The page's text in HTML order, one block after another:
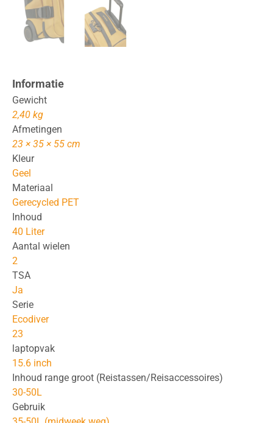
Informatie
Gewicht
2,40 kg
Afmetingen
23 × 35 × 55 cm
Kleur
Geel
Materiaal
Gerecycled PET
Inhoud
40 Liter
Aantal wielen
2
TSA
Ja
Serie
Ecodiver
23
laptopvak
15.6 inch
Inhoud range groot (Reistassen/Reisaccessoires)
30-50L
Gebruik